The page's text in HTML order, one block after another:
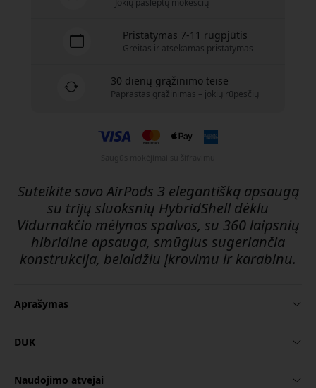
Jokių paslėptų mokesčių
Pristatymas 7-11 rugpjūtis
Greitas ir atsekamas pristatymas
30 dienų grąžinimo teisė
Paprastas grąžinimas – jokių rūpesčių
Suteikite savo AirPods 3 elegantišką apsaugą
su trijų sluoksnių HybridShell dėklu
Vidurnakčio mėlynos spalvos, su 360 laipsnių
hibridine apsauga, smūgius sugeriančia
konstrukcija, belaidžiu įkrovimu ir karabinu.
Aprašymas
DUK
Naudojimo atvejai